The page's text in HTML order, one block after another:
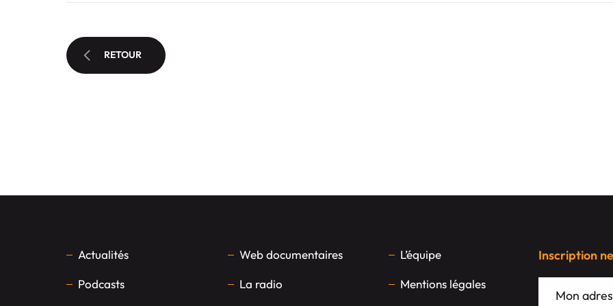
RETOUR
Actualités
Podcasts
Web documentaires
La radio
L’équipe
Mentions légales
Inscription